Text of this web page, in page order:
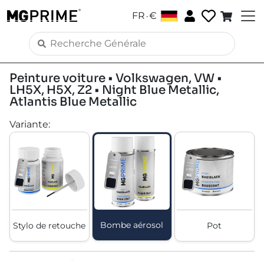
FR .€
Peinture voiture • Volkswagen, VW •
LH5X, H5X, Z2 • Night Blue Metallic,
Atlantis Blue Metallic
Variante:
Stylo de retouche Bombe aérosol Pot